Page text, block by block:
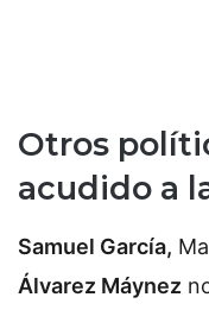
Otros
acudido a
Samuel García,
Álvarez Máynez